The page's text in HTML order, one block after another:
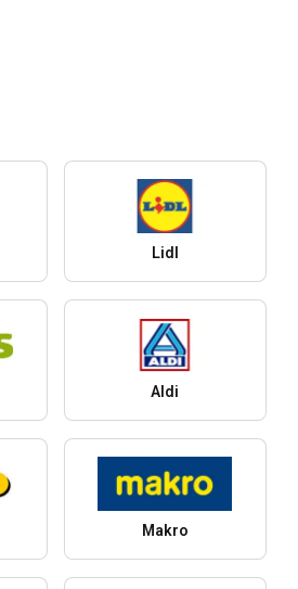
Lidl
Aldi
Makro